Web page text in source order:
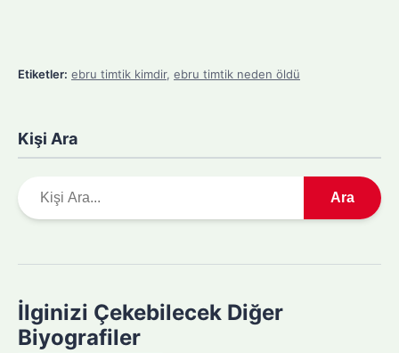
Etiketler: ebru timtik kimdir, ebru timtik neden öldü
Kişi Ara
r
y
a
p
Ara
İlginizi Çekebilecek Diğer
Biyografiler